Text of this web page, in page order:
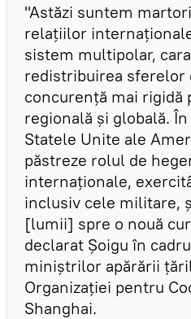
"Astăzi suntem
relațiilor
sistem multipolar,
redistribuirea sferelor
concurență mai rigidă
regională și globală.
Statele Unite ale
păstreze rolul de
internaționale,
inclusiv cele militare,
[lumii] spre o nouă
declarat Șoigu în
miniștrilor apărării
Organizației pentru
Shanghai.